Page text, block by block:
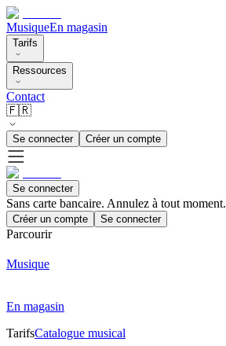
MusiqueEn magasin
Tarifs
Ressources
Contact
🇫🇷
Se connecter Créer un compte
Se connecter
Sans carte bancaire. Annulez à tout moment.
Créer un compte Se connecter
Parcourir
Musique
En magasin
TarifsCatalogue musical